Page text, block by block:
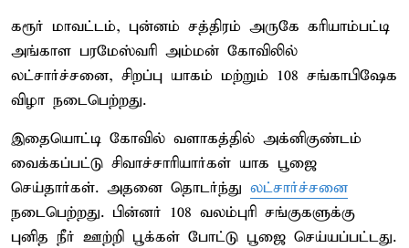
கரூர் மாவட்டம், புன்னம் சத்திரம் அருகே கரியாம்பட்டி
அங்காள பரமேஸ்வரி அம்மன் கோவிலில்
லட்சார்ச்சனை, சிறப்பு யாகம் மற்றும் 108 சங்காபிஷேக
விழா நடைபெற்றது.
இதையொட்டி கோவில் வளாகத்தில் அக்னிகுண்டம்
வைக்கப்பட்டு சிவாச்சாரியார்கள் யாக பூஜை
செய்தார்கள். அதனை தொடர்ந்து லட்சார்ச்சனை
நடைபெற்றது. பின்னர் 108 வலம்புரி சங்குகளுக்கு
புனித நீர் ஊற்றி பூக்கள் போட்டு பூஜை செய்யப்பட்டது.